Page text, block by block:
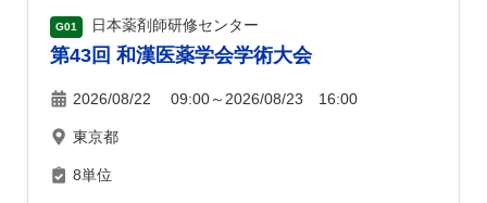
G01 日本薬剤師研修センター
第43回 和漢医薬学会学術大会
2026/08/22 09:00～2026/08/23 16:00
東京都
8単位